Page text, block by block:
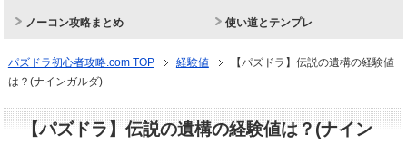
ノーコン攻略まとめ 使い道とテンプレ
パズドラ初心者攻略.com TOP 経験値
【パズドラ】伝説の遺構の経験値
は？(ナインガルダ)
【パズドラ】伝説の遺構の経験値は？(ナイン